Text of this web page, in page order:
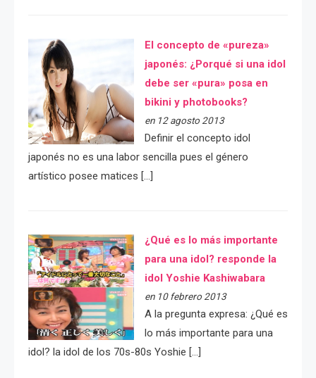
El concepto de «pureza»
japonés: ¿Porqué si una idol
debe ser «pura» posa en
bikini y photobooks?
en 12 agosto 2013
Definir el concepto idol
japonés no es una labor sencilla pues el género
artístico posee matices […]
¿Qué es lo más importante
para una idol? responde la
idol Yoshie Kashiwabara
en 10 febrero 2013
A la pregunta expresa: ¿Qué es
lo más importante para una
idol? la idol de los 70s-80s Yoshie […]